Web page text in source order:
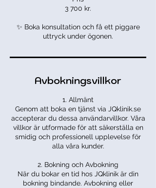
3 700 kr.
✨ Boka konsultation och få ett piggare
uttryck under ögonen.
Avbokningsvillkor
1. Allmänt
Genom att boka en tjänst via JQklinik.se
accepterar du dessa användarvillkor. Våra
villkor är utformade för att säkerställa en
smidig och professionell upplevelse för
alla våra kunder.
2. Bokning och Avbokning
När du bokar en tid hos JQklinik är din
bokning bindande. Avbokning eller